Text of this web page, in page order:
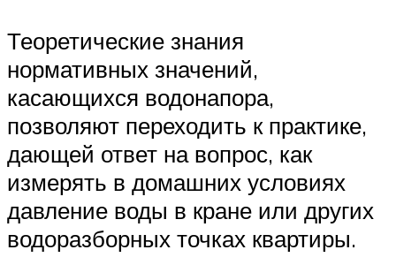
Теоретические знания
нормативных значений,
касающихся водонапора,
позволяют переходить к практике,
дающей ответ на вопрос, как
измерять в домашних условиях
давление воды в кране или других
водоразборных точках квартиры.